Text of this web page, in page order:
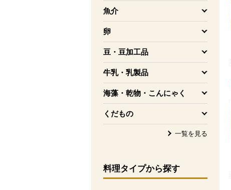
魚介
を開く
卵
を開く
豆・豆加工品
を開く
牛乳・乳製品
を開く
海藻・乾物・こんにゃく
を開く
くだもの
を開く
一覧を見る
料理タイプから探す